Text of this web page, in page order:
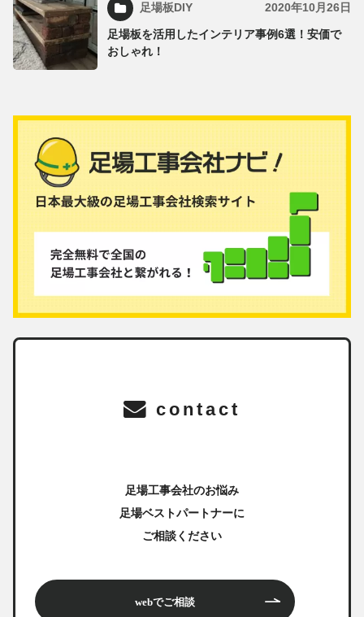
足場板DIY 2020年10月26日
足場板を活用したインテリア事例6選！安価で
おしゃれ！
contact
足場工事会社のお悩み
足場ベストパートナーに
ご相談ください
webでご相談